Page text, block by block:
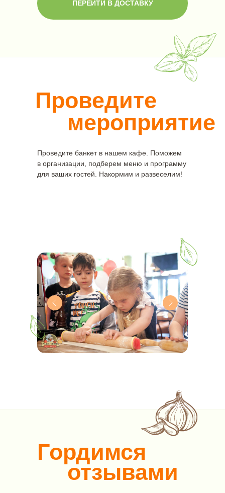
ПЕРЕЙТИ В ДОСТАВКУ
Проведите
мероприятие
Проведите банкет в нашем кафе. Поможем
в организации, подберем меню и программу
для ваших гостей. Накормим и развеселим!
Гордимся
отзывами